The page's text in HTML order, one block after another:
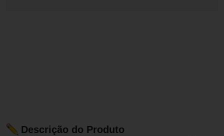
Descrição do Produto